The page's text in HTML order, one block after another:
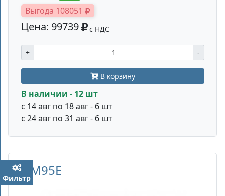
Выгода 108051
Цена: 99739 с НДС
+ -
В корзину
В наличии - 12 шт
с 14 авг по 18 авг - 6 шт
с 24 авг по 31 авг - 6 шт
TDM95E
Фильтр